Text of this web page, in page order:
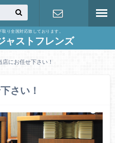
り全国対応致しております。
ャストフレンズ
お問合せ
店にお任せ下さい！
さい！